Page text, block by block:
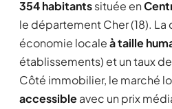
354 habitantssituée en
le département Cher (18).
économie localeà taille
établissements) et un taux
Côté immobilier, le marché
accessibleavec un prix